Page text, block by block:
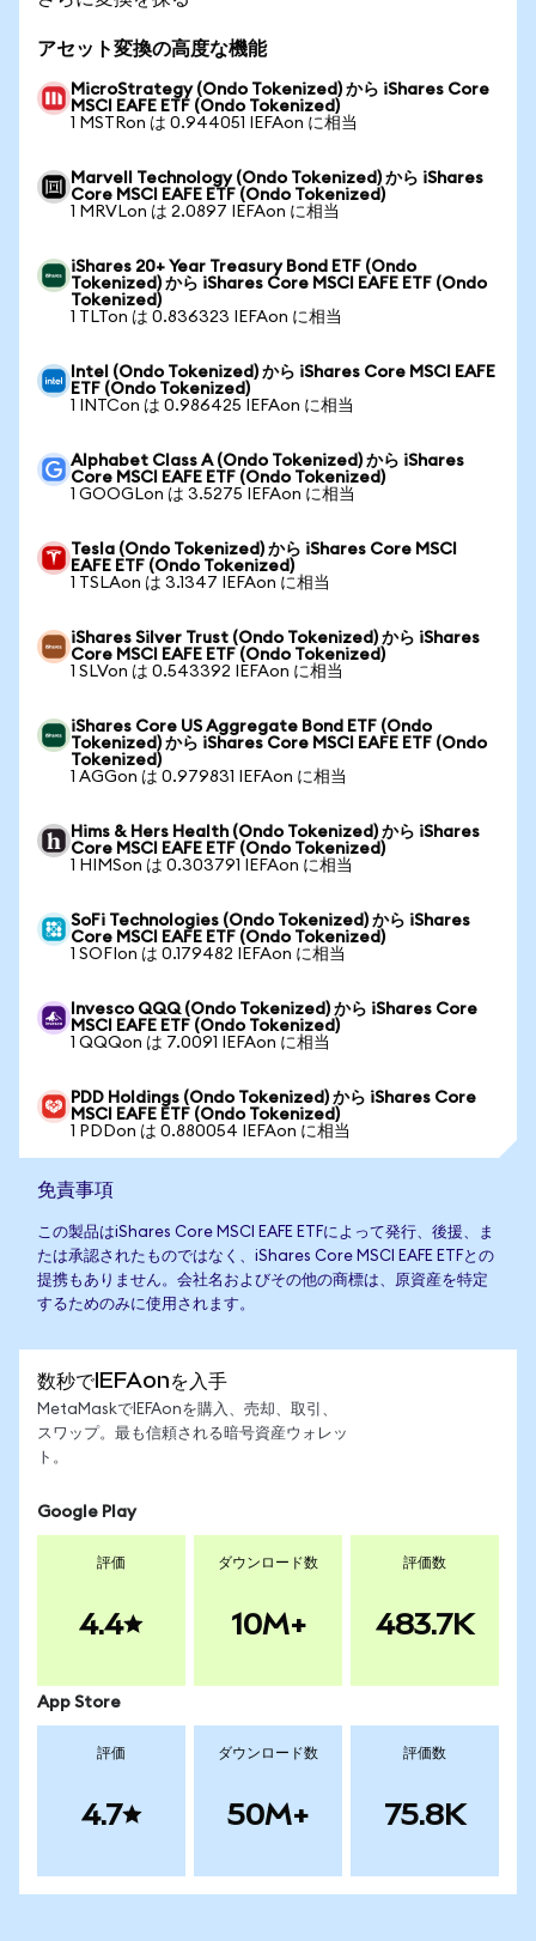
アセット変換の高度な機能
MicroStrategy (Ondo Tokenized) から iShares Core
MSCI EAFE ETF (Ondo Tokenized)
1 MSTRon は 0.944051 IEFAon に相当
Marvell Technology (Ondo Tokenized) から iShares
Core MSCI EAFE ETF (Ondo Tokenized)
1 MRVLon は 2.0897 IEFAon に相当
iShares 20+ Year Treasury Bond ETF (Ondo
Tokenized) から iShares Core MSCI EAFE ETF (Ondo
Tokenized)
1 TLTon は 0.836323 IEFAon に相当
Intel (Ondo Tokenized) から iShares Core MSCI EAFE
ETF (Ondo Tokenized)
1 INTCon は 0.986425 IEFAon に相当
Alphabet Class A (Ondo Tokenized) から iShares
Core MSCI EAFE ETF (Ondo Tokenized)
1 GOOGLon は 3.5275 IEFAon に相当
Tesla (Ondo Tokenized) から iShares Core MSCI
EAFE ETF (Ondo Tokenized)
1 TSLAon は 3.1347 IEFAon に相当
iShares Silver Trust (Ondo Tokenized) から iShares
Core MSCI EAFE ETF (Ondo Tokenized)
1 SLVon は 0.543392 IEFAon に相当
iShares Core US Aggregate Bond ETF (Ondo
Tokenized) から iShares Core MSCI EAFE ETF (Ondo
Tokenized)
1 AGGon は 0.979831 IEFAon に相当
Hims & Hers Health (Ondo Tokenized) から iShares
Core MSCI EAFE ETF (Ondo Tokenized)
1 HIMSon は 0.303791 IEFAon に相当
SoFi Technologies (Ondo Tokenized) から iShares
Core MSCI EAFE ETF (Ondo Tokenized)
1 SOFIon は 0.179482 IEFAon に相当
Invesco QQQ (Ondo Tokenized) から iShares Core
MSCI EAFE ETF (Ondo Tokenized)
1 QQQon は 7.0091 IEFAon に相当
PDD Holdings (Ondo Tokenized) から iShares Core
MSCI EAFE ETF (Ondo Tokenized)
1 PDDon は 0.880054 IEFAon に相当
免責事項
この製品はiShares Core MSCI EAFE ETFによって発行、後援、ま
たは承認されたものではなく、iShares Core MSCI EAFE ETFとの
提携もありません。会社名およびその他の商標は、原資産を特定
するためのみに使用されます。
数秒でIEFAonを入手
MetaMaskでIEFAonを購入、売却、取引、
スワップ。最も信頼される暗号資産ウォレッ
ト。
Google Play
評価
4.4
ダウンロード数
10M+
評価数
483.7K
App Store
評価
4.7
ダウンロード数
50M+
評価数
75.8K